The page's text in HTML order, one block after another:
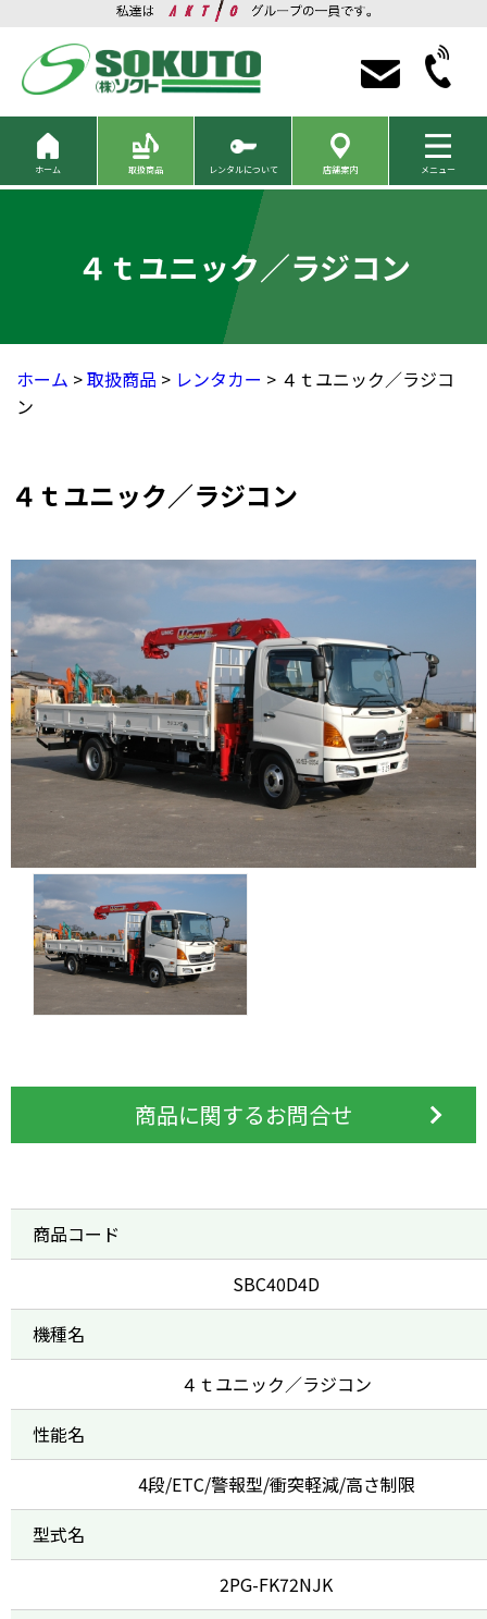
ホーム 取扱商品 レンタルについて 店舗案内 メニュー
４ｔユニック／ラジコン
ホーム >取扱商品 > レンタカー > ４ｔユニック／ラジコ
ン
４ｔユニック／ラジコン
商品に関するお問合せ
商品コード
SBC40D4D
機種名
４ｔユニック／ラジコン
性能名
4段/ETC/警報型/衝突軽減/高さ制限
型式名
2PG-FK72NJK